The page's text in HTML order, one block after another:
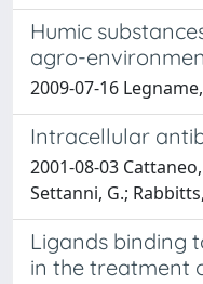
Humic
agro-
2009-07-16
Intracellular
2001-08-03
Settanni, G.;
Ligands binding
in the treatment